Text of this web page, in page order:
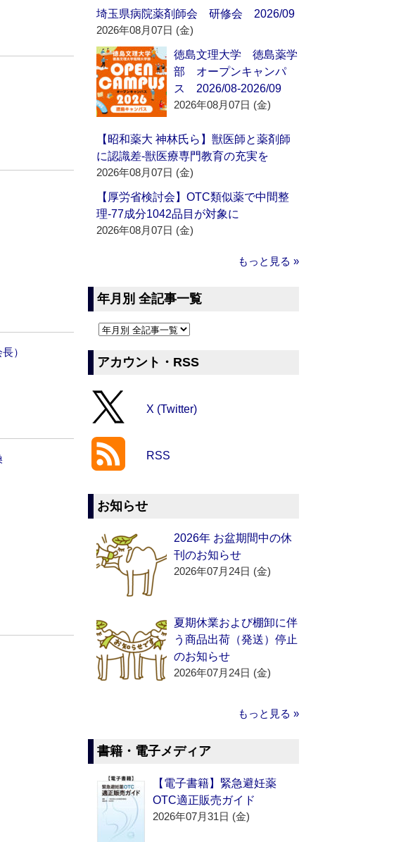
）
埼玉県病院薬剤師会 研修会 2026/09
2026年08月07日 (金)
徳島文理大学 徳島薬学
部 オープンキャンパ
ス 2026/08-2026/09
2026年08月07日 (金)
【昭和薬大 神林氏ら】獣医師と薬剤師
に認識差‐獣医療専門教育の充実を
2026年08月07日 (金)
【厚労省検討会】OTC類似薬で中間整
理‐77成分1042品目が対象に
2026年08月07日 (金)
もっと見る »
年月別 全記事一覧
アカウント・RSS
X (Twitter)
RSS
お知らせ
2026年 お盆期間中の休
刊のお知らせ
2026年07月24日 (金)
夏期休業および棚卸に伴
う商品出荷（発送）停止
のお知らせ
2026年07月24日 (金)
もっと見る »
書籍・電子メディア
【電子書籍】緊急避妊薬
OTC適正販売ガイド
2026年07月31日 (金)